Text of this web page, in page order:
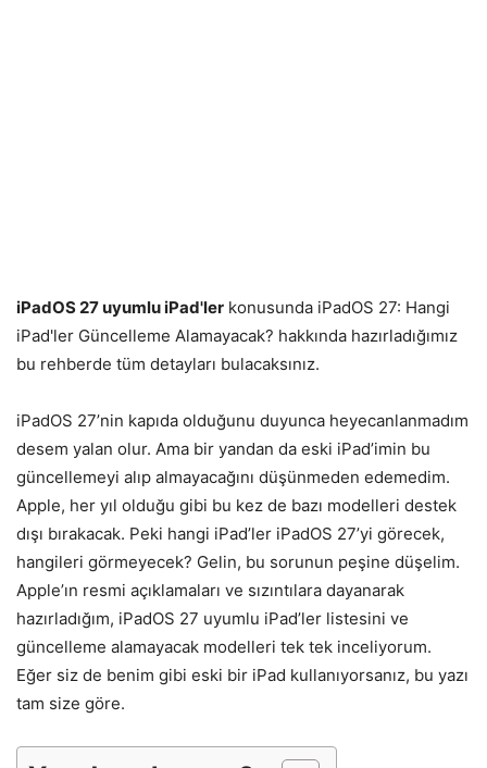
iPadOS 27 uyumlu iPad'ler konusunda iPadOS 27: Hangi
iPad'ler Güncelleme Alamayacak? hakkında hazırladığımız
bu rehberde tüm detayları bulacaksınız.
iPadOS 27’nin kapıda olduğunu duyunca heyecanlanmadım
desem yalan olur. Ama bir yandan da eski iPad’imin bu
güncellemeyi alıp almayacağını düşünmeden edemedim.
Apple, her yıl olduğu gibi bu kez de bazı modelleri destek
dışı bırakacak. Peki hangi iPad’ler iPadOS 27’yi görecek,
hangileri görmeyecek? Gelin, bu sorunun peşine düşelim.
Apple’ın resmi açıklamaları ve sızıntılara dayanarak
hazırladığım, iPadOS 27 uyumlu iPad’ler listesini ve
güncelleme alamayacak modelleri tek tek inceliyorum.
Eğer siz de benim gibi eski bir iPad kullanıyorsanız, bu yazı
tam size göre.